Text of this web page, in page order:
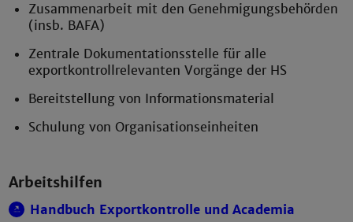
Zusammenarbeit mit den Genehmigungsbehörden
(insb. BAFA)
Zentrale Dokumentationsstelle für alle
exportkontrollrelevanten Vorgänge der HS
Bereitstellung von Informationsmaterial
Schulung von Organisationseinheiten
Arbeitshilfen
Handbuch Exportkontrolle und Academia